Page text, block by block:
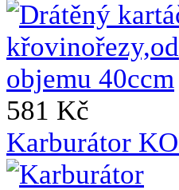
581 Kč
Karburátor